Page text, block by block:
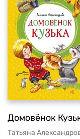
Домовёнок
Татьяна